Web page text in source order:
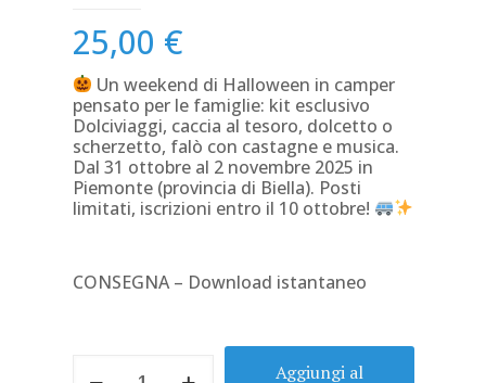
25,00 €
Un weekend di Halloween in camper
pensato per le famiglie: kit esclusivo
Dolciviaggi, caccia al tesoro, dolcetto o
scherzetto, falò con castagne e musica.
Dal 31 ottobre al 2 novembre 2025 in
Piemonte (provincia di Biella). Posti
limitati, iscrizioni entro il 10 ottobre!
CONSEGNA – Download istantaneo
Aggiungi al